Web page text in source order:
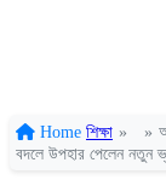
Home শিক্ষা » »
বদলে উপহার পেলেন নতুন